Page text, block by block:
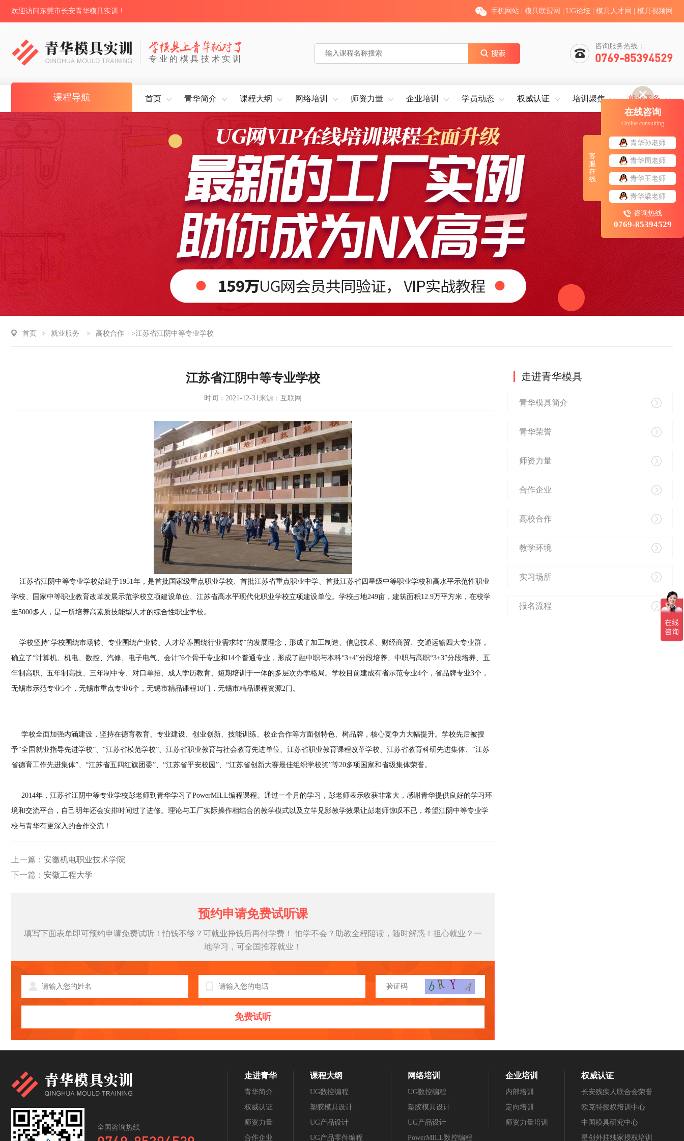
欢迎访问东莞市长安青华模具实训！ 手机网站 模具联盟网 UG论坛 模具人才网 模具视频网
专业的模具技术实训
咨询服务热线：
0769-85394529
课程导航 首页 青华简介 课程大纲 网络培训 师资力量 企业培训 学员动态 权威认证 培训聚焦 就业服务
首页 > 就业服务 > 高校合作 >江苏省江阴中等专业学校
江苏省江阴中等专业学校
时间：2021-12-31来源：互联网
江苏省江阴中等专业学校始建于1951年，是首批国家级重点职业学校、首批江苏省重点职业中学、首批江苏省四星级中等职业学校和高水平示范性职业
学校、国家中等职业教育改革发展示范学校立项建设单位、江苏省高水平现代化职业学校立项建设单位。学校占地249亩，建筑面积12.9万平方米，在校学
生5000多人，是一所培养高素质技能型人才的综合性职业学校。
学校坚持“学校围绕市场转、专业围绕产业转、人才培养围绕行业需求转”的发展理念，形成了加工制造、信息技术、财经商贸、交通运输四大专业群，
确立了“计算机、机电、数控、汽修、电子电气、会计”6个骨干专业和14个普通专业，形成了融中职与本科“3+4”分段培养、中职与高职“3+3”分段培养、五
年制高职、五年制高技、三年制中专、对口单招、成人学历教育、短期培训于一体的多层次办学格局。学校目前建成有省示范专业4个，省品牌专业3个，
无锡市示范专业5个，无锡市重点专业6个，无锡市精品课程10门，无锡市精品课程资源2门。
学校全面加强内涵建设，坚持在德育教育、专业建设、创业创新、技能训练、校企合作等方面创特色、树品牌，核心竞争力大幅提升。学校先后被授
予“全国就业指导先进学校”、“江苏省模范学校”、江苏省职业教育与社会教育先进单位、江苏省职业教育课程改革学校、江苏省教育科研先进集体、“江苏
省德育工作先进集体”、“江苏省五四红旗团委”、“江苏省平安校园”、“江苏省创新大赛最佳组织学校奖”等20多项国家和省级集体荣誉。
2014年，江苏省江阴中等专业学校彭老师到青华学习了PowerMILL编程课程。通过一个月的学习，彭老师表示收获非常大，感谢青华提供良好的学习环
境和交流平台，自己明年还会安排时间过了进修。理论与工厂实际操作相结合的教学模式以及立竿见影教学效果让彭老师惊叹不已，希望江阴中等专业学
校与青华有更深入的合作交流！
上一篇： 安徽机电职业技术学院
下一篇： 安徽工程大学
预约申请免费试听课
填写下面表单即可预约申请免费试听！怕钱不够？可就业挣钱后再付学费！ 怕学不会？助教全程陪读，随时解惑！担心就业？一
地学习，可全国推荐就业！
免费试听
走进青华模具
青华模具简介
青华荣誉
师资力量
合作企业
高校合作
教学环境
实习场所
报名流程
全国咨询热线
走进青华
青华简介
权威认证
师资力量
合作企业
课程大纲
UG数控编程
塑胶模具设计
UG产品设计
UG产品零件编程
网络培训
UG数控编程
塑胶模具设计
UG产品设计
PowerMILL数控编程
企业培训
内部培训
定向培训
师资力量培训
权威认证
长安残疾人联合会荣誉
欧克特授权培训中心
中国模具研究中心
星创外挂独家授权培训
在线咨询
Online consulting
青华孙老师
青华周老师
青华王老师
青华梁老师
咨询热线
0769-85394529
客
服
在
线